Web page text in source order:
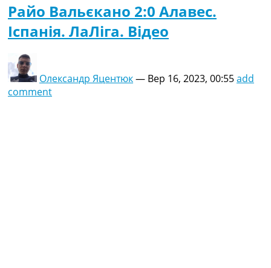
Райо Вальєкано 2:0 Алавес.
Іспанія. ЛаЛіга. Відео
Олександр Яцентюк— Вер 16, 2023, 00:55add
comment